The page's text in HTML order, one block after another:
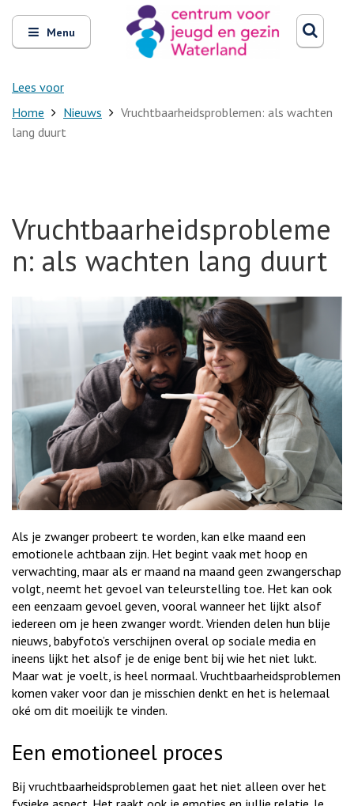
Open
en
sluit
Menu
Lees voor
Zoeken
Home Nieuws
Vruchtbaarheidsproblemen: als wachten
lang duurt
Vruchtbaarheidsprobleme
n: als wachten lang duurt
Als je zwanger probeert te worden, kan elke maand een
emotionele achtbaan zijn. Het begint vaak met hoop en
verwachting, maar als er maand na maand geen zwangerschap
volgt, neemt het gevoel van teleurstelling toe. Het kan ook
een eenzaam gevoel geven, vooral wanneer het lijkt alsof
iedereen om je heen zwanger wordt. Vrienden delen hun blije
nieuws, babyfoto’s verschijnen overal op sociale media en
ineens lijkt het alsof je de enige bent bij wie het niet lukt.
Maar wat je voelt, is heel normaal. Vruchtbaarheidsproblemen
komen vaker voor dan je misschien denkt en het is helemaal
oké om dit moeilijk te vinden.
Een emotioneel proces
Bij vruchtbaarheidsproblemen gaat het niet alleen over het